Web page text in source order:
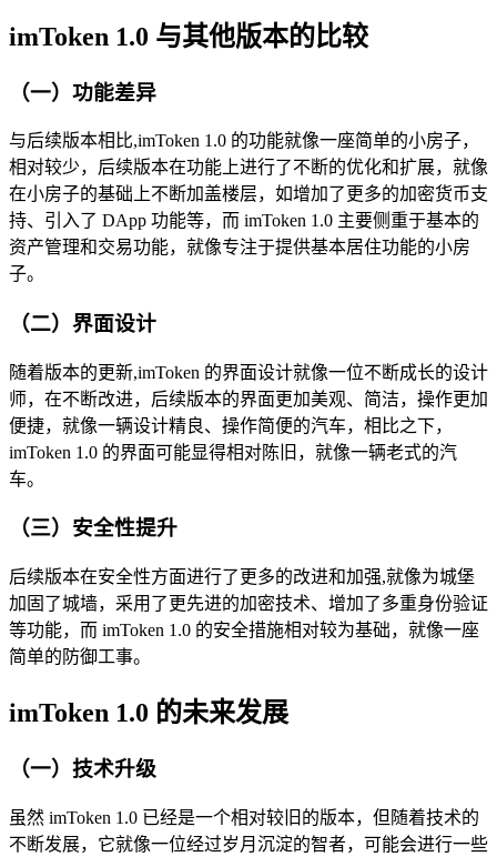
imToken 1.0 与其他版本的比较
（一）功能差异
与后续版本相比,imToken 1.0 的功能就像一座简单的小房子，
相对较少，后续版本在功能上进行了不断的优化和扩展，就像
在小房子的基础上不断加盖楼层，如增加了更多的加密货币支
持、引入了 DApp 功能等，而 imToken 1.0 主要侧重于基本的
资产管理和交易功能，就像专注于提供基本居住功能的小房
子。
（二）界面设计
随着版本的更新,imToken 的界面设计就像一位不断成长的设计
师，在不断改进，后续版本的界面更加美观、简洁，操作更加
便捷，就像一辆设计精良、操作简便的汽车，相比之下，
imToken 1.0 的界面可能显得相对陈旧，就像一辆老式的汽
车。
（三）安全性提升
后续版本在安全性方面进行了更多的改进和加强,就像为城堡
加固了城墙，采用了更先进的加密技术、增加了多重身份验证
等功能，而 imToken 1.0 的安全措施相对较为基础，就像一座
简单的防御工事。
imToken 1.0 的未来发展
（一）技术升级
虽然 imToken 1.0 已经是一个相对较旧的版本，但随着技术的
不断发展，它就像一位经过岁月沉淀的智者，可能会进行一些